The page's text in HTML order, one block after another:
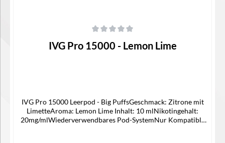
IVG Pro 15000 - Lemon Lime
IVG Pro 15000 Leerpod - Big PuffsGeschmack: Zitrone mit
LimetteAroma: Lemon Lime Inhalt: 10 mlNikotingehalt:
20mg/mlWiederverwendbares Pod-SystemNur Kompatible